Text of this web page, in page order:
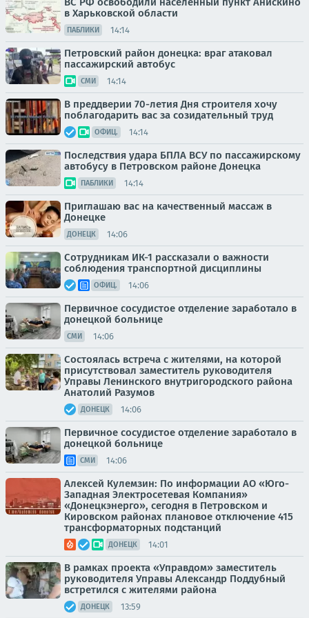
в Харьковской области
ПАБЛИКИ 14:14
Петровский район донецка: враг атаковал
пассажирский автобус
СМИ 14:14
В преддверии 70-летия Дня строителя хочу
поблагодарить вас за созидательный труд
ОФИЦ. 14:14
Последствия удара БПЛА ВСУ по пассажирскому
автобусу в Петровском районе Донецка
ПАБЛИКИ 14:14
Приглашаю вас на качественный массаж в
Донецке
ДОНЕЦК 14:06
Сотрудникам ИК-1 рассказали о важности
соблюдения транспортной дисциплины
ОФИЦ. 14:06
Первичное сосудистое отделение заработало в
донецкой больнице
СМИ 14:06
Состоялась встреча с жителями, на которой
присутствовал заместитель руководителя
Управы Ленинского внутригородского района
Анатолий Разумов
ДОНЕЦК 14:06
Первичное сосудистое отделение заработало в
донецкой больнице
СМИ 14:06
Алексей Кулемзин: По информации АО «Юго-
Западная Электросетевая Компания»
«Донецкэнерго», сегодня в Петровском и
Кировском районах плановое отключение 415
трансформаторных подстанций
ДОНЕЦК 14:01
В рамках проекта «Управдом» заместитель
руководителя Управы Александр Поддубный
встретился с жителями района
ДОНЕЦК 13:59